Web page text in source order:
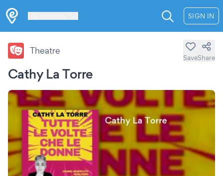
SIGN IN
Cathy La Torre
Theatre
SaveShare